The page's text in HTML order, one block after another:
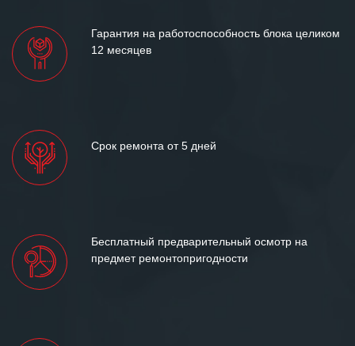
Гарантия на работоспособность блока целиком
12 месяцев
Срок ремонта от 5 дней
Бесплатный предварительный осмотр на
предмет ремонтопригодности